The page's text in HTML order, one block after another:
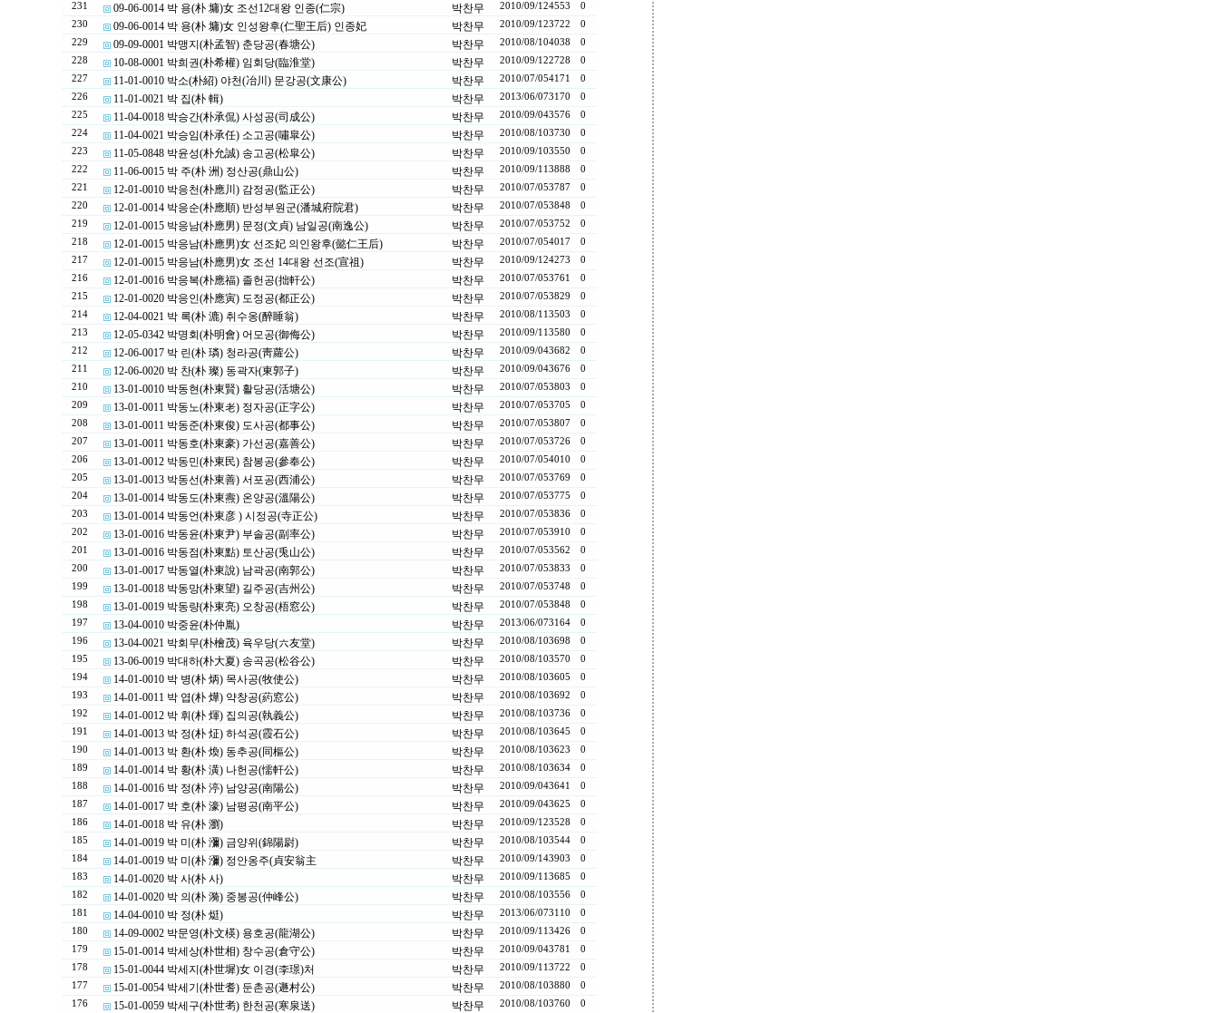
231
09-06-0014 박 용(朴 墉)女 조선12대왕 인종(仁宗) 박찬무 2010/09/124553
0
230
09-06-0014 박 용(朴 墉)女 인성왕후(仁聖王后) 인종妃 박찬무 2010/09/123722
0
229
09-09-0001 박맹지(朴孟智) 춘당공(春塘公) 박찬무 2010/08/104038
0
228
10-08-0001 박희권(朴希權) 임회당(臨淮堂) 박찬무 2010/09/122728
0
227
11-01-0010 박소(朴紹) 야천(冶川) 문강공(文康公) 박찬무 2010/07/054171
0
226
11-01-0021 박 집(朴 輯) 박찬무 2013/06/073170
0
225
11-04-0018 박승간(朴承侃) 사성공(司成公) 박찬무 2010/09/043576
0
224
11-04-0021 박승임(朴承任) 소고공(嘯皐公) 박찬무 2010/08/103730
0
223
11-05-0848 박윤성(朴允誠) 송고공(松皐公) 박찬무 2010/09/103550
0
222
11-06-0015 박 주(朴 洲) 정산공(鼎山公) 박찬무 2010/09/11 3888
0
221
12-01-0010 박응천(朴應川) 감정공(監正公) 박찬무 2010/07/053787
0
220
12-01-0014 박응순(朴應順) 반성부원군(潘城府院君) 박찬무 2010/07/053848
0
219
12-01-0015 박응남(朴應男) 문정(文貞) 남일공(南逸公) 박찬무 2010/07/053752
0
218
12-01-0015 박응남(朴應男)女 선조妃 의인왕후(懿仁王后) 박찬무 2010/07/054017
0
217
12-01-0015 박응남(朴應男)女 조선 14대왕 선조(宣祖) 박찬무 2010/09/124273
0
216
12-01-0016 박응복(朴應福) 졸헌공(拙軒公) 박찬무 2010/07/053761
0
215
12-01-0020 박응인(朴應寅) 도정공(都正公) 박찬무 2010/07/053829
0
214
12-04-0021 박 록(朴 漉) 취수옹(醉睡翁) 박찬무 2010/08/11 3503
0
213
12-05-0342 박명회(朴明會) 어모공(御侮公) 박찬무 2010/09/11 3580
0
212
12-06-0017 박 린(朴 璘) 청라공(靑蘿公) 박찬무 2010/09/043682
0
211
12-06-0020 박 찬(朴 璨) 동곽자(東郭子) 박찬무 2010/09/043676
0
210
13-01-0010 박동현(朴東賢) 활당공(活塘公) 박찬무 2010/07/053803
0
209
13-01-0011 박동노(朴東老) 정자공(正字公) 박찬무 2010/07/053705
0
208
13-01-0011 박동준(朴東俊) 도사공(都事公) 박찬무 2010/07/053807
0
207
13-01-0011 박동호(朴東豪) 가선공(嘉善公) 박찬무 2010/07/053726
0
206
13-01-0012 박동민(朴東民) 참봉공(參奉公) 박찬무 2010/07/054010
0
205
13-01-0013 박동선(朴東善) 서포공(西浦公) 박찬무 2010/07/053769
0
204
13-01-0014 박동도(朴東燾) 온양공(溫陽公) 박찬무 2010/07/053775
0
203
13-01-0014 박동언(朴東彦 ) 시정공(寺正公) 박찬무 2010/07/053836
0
202
13-01-0016 박동윤(朴東尹) 부솔공(副率公) 박찬무 2010/07/053910
0
201
13-01-0016 박동점(朴東點) 토산공(兎山公) 박찬무 2010/07/053562
0
200
13-01-0017 박동열(朴東說) 남곽공(南郭公) 박찬무 2010/07/053833
0
199
13-01-0018 박동망(朴東望) 길주공(吉州公) 박찬무 2010/07/053748
0
198
13-01-0019 박동량(朴東亮) 오창공(梧窓公) 박찬무 2010/07/053848
0
197
13-04-0010 박중윤(朴仲胤) 박찬무 2013/06/073164
0
196
13-04-0021 박회무(朴檜茂) 육우당(六友堂) 박찬무 2010/08/103698
0
195
13-06-0019 박대하(朴大夏) 송곡공(松谷公) 박찬무 2010/08/103570
0
194
14-01-0010 박 병(朴 炳) 목사공(牧使公) 박찬무 2010/08/103605
0
193
14-01-0011 박 엽(朴 燁) 약창공(葯窓公) 박찬무 2010/08/103692
0
192
14-01-0012 박 휘(朴 煇) 집의공(執義公) 박찬무 2010/08/103736
0
191
14-01-0013 박 정(朴 炡) 하석공(霞石公) 박찬무 2010/08/103645
0
190
14-01-0013 박 환(朴 煥) 동추공(同樞公) 박찬무 2010/08/103623
0
189
14-01-0014 박 황(朴 潢) 나헌공(懦軒公) 박찬무 2010/08/103634
0
188
14-01-0016 박 정(朴 渟) 남양공(南陽公) 박찬무 2010/09/043641
0
187
14-01-0017 박 호(朴 濠) 남평공(南平公) 박찬무 2010/09/043625
0
186
14-01-0018 박 유(朴 瀏) 박찬무 2010/09/123528
0
185
14-01-0019 박 미(朴 瀰) 금양위(錦陽尉) 박찬무 2010/08/103544
0
184
14-01-0019 박 미(朴 瀰) 정안옹주(貞安翁主 박찬무 2010/09/143903
0
183
14-01-0020 박 사(朴 사) 박찬무 2010/09/11 3685
0
182
14-01-0020 박 의(朴 漪) 중봉공(仲峰公) 박찬무 2010/08/103556
0
181
14-04-0010 박 정(朴 烶) 박찬무 2013/06/073110
0
180
14-09-0002 박문영(朴文楧) 용호공(龍湖公) 박찬무 2010/09/11 3426
0
179
15-01-0014 박세상(朴世相) 창수공(倉守公) 박찬무 2010/09/043781
0
178
15-01-0044 박세지(朴世墀)女 이경(李璟)처 박찬무 2010/09/11 3722
0
177
15-01-0054 박세기(朴世耆) 둔촌공(遯村公) 박찬무 2010/08/103880
0
176
15-01-0059 박세구(朴世耉) 한천공(寒泉送) 박찬무 2010/08/103760
0